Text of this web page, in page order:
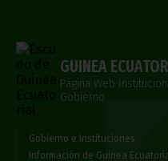
GUINEA
Página Web
Gobierno
Gobierno e Instituciones
Información de Guinea